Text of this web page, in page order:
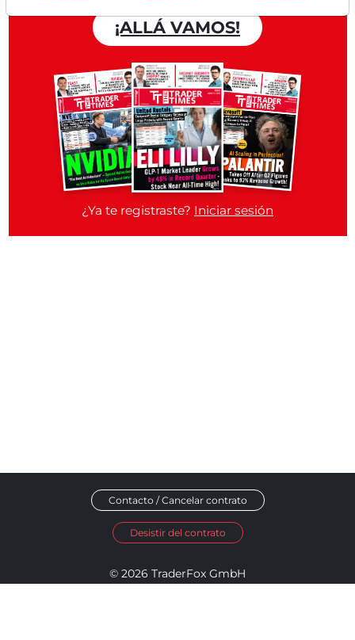
¡ALLÁ VAMOS!
¿Ya te registraste? Iniciar sesión
Contacto / Cancelar contrato
Desistir del contrato
© 2026 TraderFox GmbH